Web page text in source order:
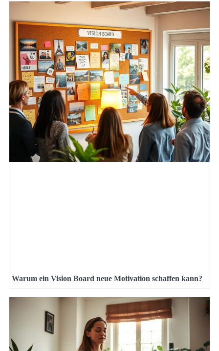
Warum ein Vision Board neue Motivation schaffen kann?